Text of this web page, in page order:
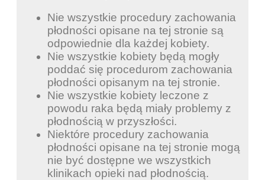
Nie wszystkie procedury zachowania
płodności opisane na tej stronie są
odpowiednie dla każdej kobiety.
Nie wszystkie kobiety będą mogły
poddać się procedurom zachowania
płodności opisanym na tej stronie.
Nie wszystkie kobiety leczone z
powodu raka będą miały problemy z
płodnością w przyszłości.
Niektóre procedury zachowania
płodności opisane na tej stronie mogą
nie być dostępne we wszystkich
klinikach opieki nad płodnością.